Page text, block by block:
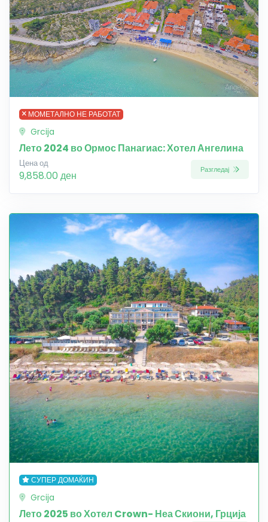
МОМЕТАЛНО НЕ РАБОТАТ
Grcija
Лето 2024 во Ормос Панагиас: Хотел Ангелина
Цена од
9,858.00 ден Разгледај
СУПЕР ДОМАЌИН
Grcija
Лето 2025 во Хотел Crown- Неа Скиони, Грција